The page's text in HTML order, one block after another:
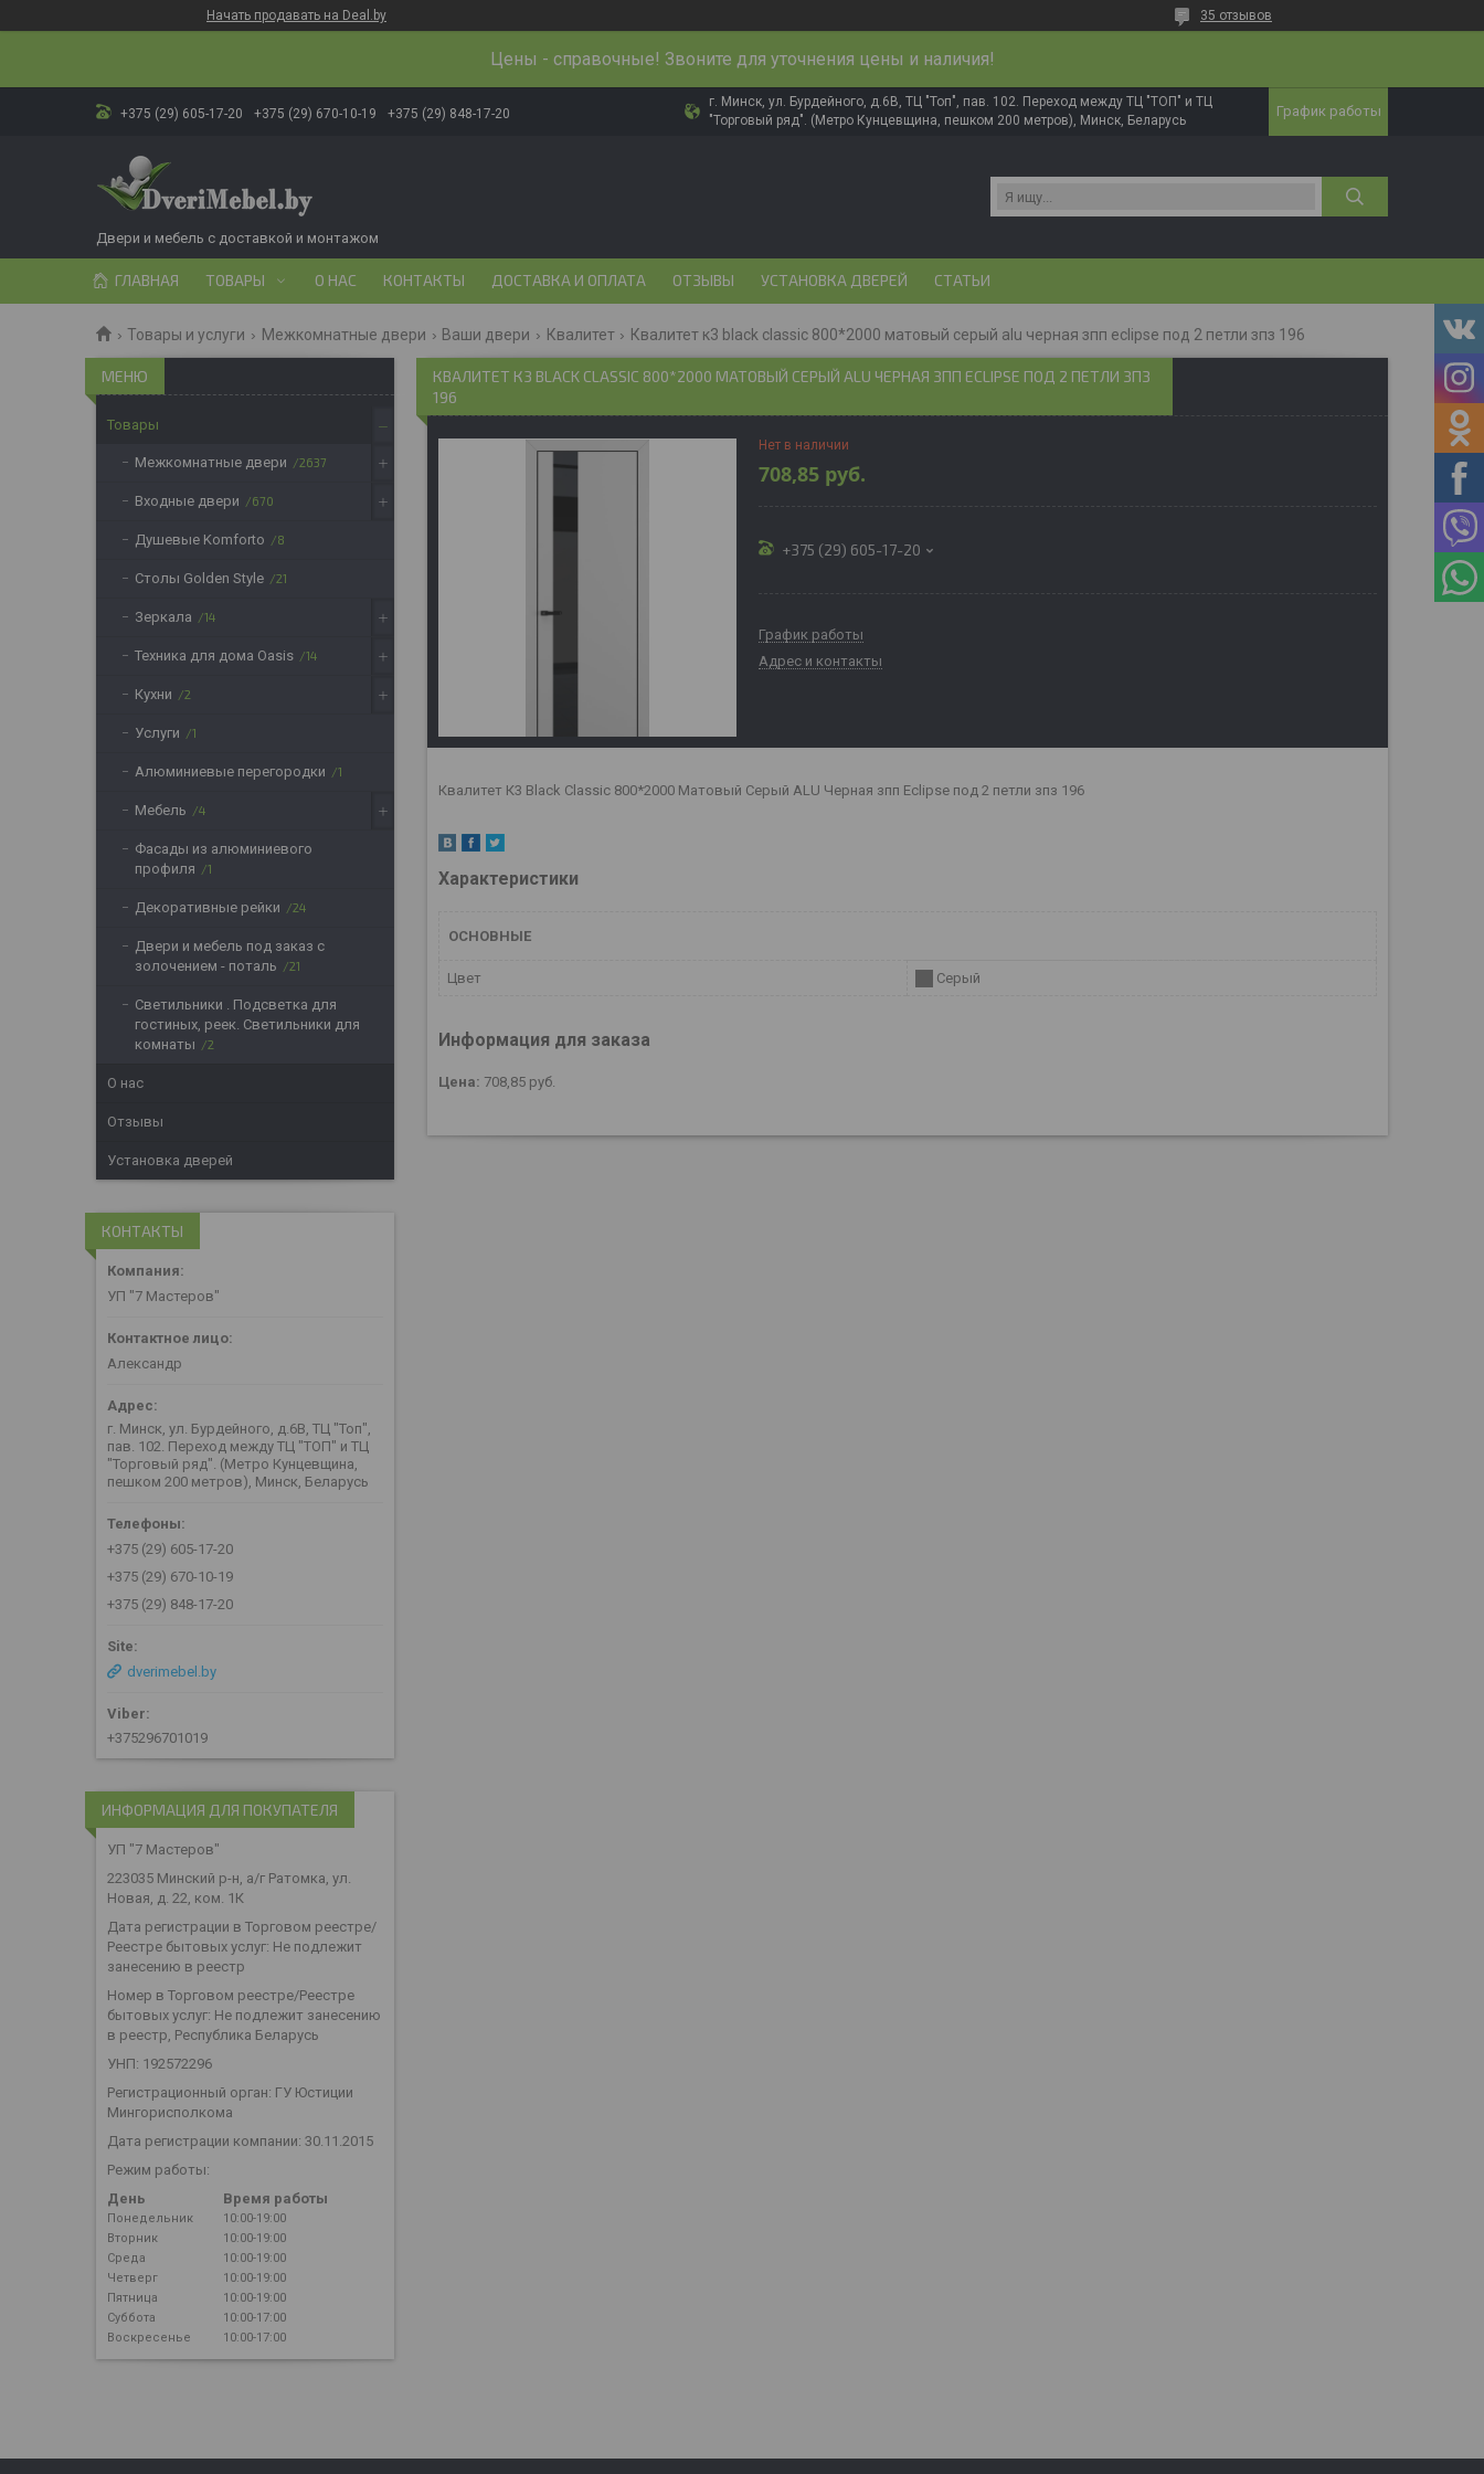
Начать продавать на Deal.by 35 отзывов
Цены - справочные! Звоните для уточнения цены и наличия!
+375 (29) 605-17-20 +375 (29) 670-10-19 +375 (29) 848-17-20
г. Минск, ул. Бурдейного, д.6В, ТЦ "Топ", пав. 102. Переход между ТЦ "ТОП" и ТЦ
"Торговый ряд". (Метро Кунцевщина, пешком 200 метров), Минск, Беларусь
График работы
Двери и мебель с доставкой и монтажом
ГЛАВНАЯ ТОВАРЫ О НАС КОНТАКТЫ ДОСТАВКА И ОПЛАТА ОТЗЫВЫ УСТАНОВКА ДВЕРЕЙ СТАТЬИ
Товары и услуги Межкомнатные двери Ваши двери Квалитет Квалитет к3 black classic 800*2000 матовый серый alu черная зпп eclipse под 2 петли зпз 196
КВАЛИТЕТ К3 BLACK CLASSIC 800*2000 МАТОВЫЙ СЕРЫЙ ALU ЧЕРНАЯ ЗПП ECLIPSE ПОД 2 ПЕТЛИ ЗПЗ
196
Нет в наличии
708,85 руб.
+375 (29) 605-17-20
График работы
Адрес и контакты
Квалитет К3 Black Classic 800*2000 Матовый Серый ALU Черная зпп Eclipse под 2 петли зпз 196
Характеристики
ОСНОВНЫЕ
Цвет Серый
Информация для заказа
Цена: 708,85 руб.
Товары
Межкомнатные двери 2637
Входные двери 670
Душевые Komforto 8
Столы Golden Style 21
Зеркала 14
Техника для дома Oasis 14
Кухни 2
Услуги 1
Алюминиевые перегородки 1
Мебель 4
Фасады из алюминиевого
профиля
1
Декоративные рейки 24
Двери и мебель под заказ с
золочением - поталь
21
Светильники . Подсветка для
гостиных, реек. Светильники для
комнаты
2
О нас
Отзывы
Установка дверей
КОНТАКТЫ
УП "7 Мастеров"
Александр
г. Минск, ул. Бурдейного, д.6В, ТЦ "Топ",
пав. 102. Переход между ТЦ "ТОП" и ТЦ
"Торговый ряд". (Метро Кунцевщина,
пешком 200 метров), Минск, Беларусь
+375 (29) 605-17-20
+375 (29) 670-10-19
+375 (29) 848-17-20
dverimebel.by
+375296701019
ИНФОРМАЦИЯ ДЛЯ ПОКУПАТЕЛЯ
УП "7 Мастеров"
223035 Минский р-н, а/г Ратомка, ул.
Новая, д. 22, ком. 1К
Дата регистрации в Торговом реестре/
Реестре бытовых услуг: Не подлежит
занесению в реестр
Номер в Торговом реестре/Реестре
бытовых услуг: Не подлежит занесению
в реестр, Республика Беларусь
УНП: 192572296
Регистрационный орган: ГУ Юстиции
Мингорисполкома
Дата регистрации компании: 30.11.2015
Режим работы:
День
Время работы
Понедельник
10:00-19:00
Вторник
10:00-19:00
Среда
10:00-19:00
Четверг
10:00-19:00
Пятница
10:00-19:00
Суббота
10:00-17:00
Воскресенье
10:00-17:00